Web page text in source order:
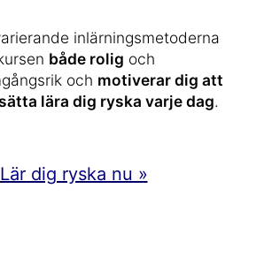
inlärningsmetoderna
både rolig och
och motiverar dig att
lära dig ryska varje dag.
Lär dig ryska nu »